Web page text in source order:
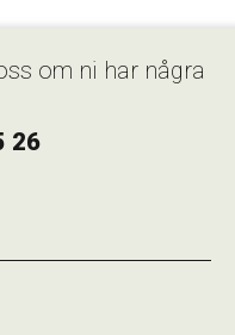
om ni har några
26